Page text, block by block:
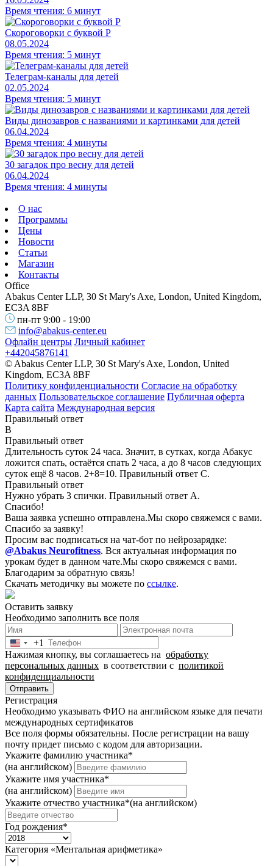
Время чтения: 6 минут
Скороговорки с буквой Р
08.05.2024
Время чтения: 5 минут
Телеграм-каналы для детей
02.05.2024
Время чтения: 5 минут
Виды динозавров с названиями и картинками для детей
06.04.2024
Время чтения: 4 минуты
30 загадок про весну для детей
06.04.2024
Время чтения: 4 минуты
О нас
Программы
Цены
Новости
Статьи
Магазин
Контакты
Office
Abakus Center LLP, 30 St Mary's Axe, London, United Kingdom,
EC3A 8BF
пн-пт 9:00 - 19:00
info@abakus-center.eu
Офлайн центры Личный кабинет
+442045876141
© Abakus Center LLP, 30 St Mary's Axe, London, United
Kingdom, EC3A 8BF
Политику конфиденциальности Согласие на обработку
данных Пользовательское соглашение Публичная оферта
Карта сайта Международная версия
Правильный ответ
B
Правильный ответ
Длительность суток 24 часа. Значит, в сутках, когда Абакус
ложится спать, остаётся спать 2 часа, а до 8 часов следующих
суток ещё 8 часов. 2+8=10. Правильный ответ С.
Правильный ответ
Нужно убрать 3 спички. Правильный ответ А.
Спасибо!
Ваша заявка успешно отправлена.Мы скоро свяжемся с вами.
Спасибо за заявку!
Просим вас подписаться на чат-бот по нейрозарядке:
@Abakus Neurofitness. Вся актуальная информация по
урокам будет в данном чате.Мы скоро свяжемся с вами.
Благодарим за обратную связь!
Скачать методичку вы можете по ссылке.
Оставить заявку
Необходимо заполнить все поля
United
States
+1
+1
Нажимая кнопку, вы соглашаетесь на обработку
персональных данных в соответствии с политикой
конфиденциальности
Отправить
Регистрация
Необходимо указывать ФИО на английском языке для печати
международных сертификатов
Все поля формы обязательны. После регистрации на вашу
почту придет письмо c кодом для авторизации.
Укажите фамилию участника*
(на английском)
Укажите имя участника*
(на английском)
Укажите отчество участника*(на английском)
Год рождения*
Категория «Ментальная арифметика»